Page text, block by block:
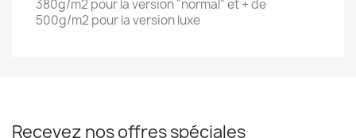
380g/m2 pour la version "normal" et + de
500g/m2 pour la version luxe
Recevez nos offres spéciales